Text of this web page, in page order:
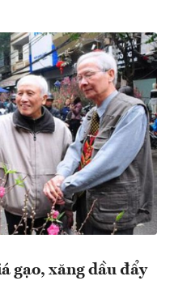
gạo, xăng dầu đẩy